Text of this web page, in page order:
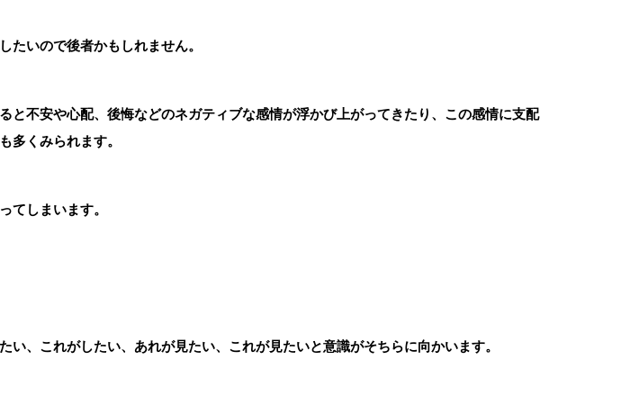
たいので後者かもしれません。
不安や心配、後悔などのネガティブな感情が浮かび上がってきたり、この感情に支配
多くみられます。
てしまいます。
、これがしたい、あれが見たい、これが見たいと意識がそちらに向かいます。